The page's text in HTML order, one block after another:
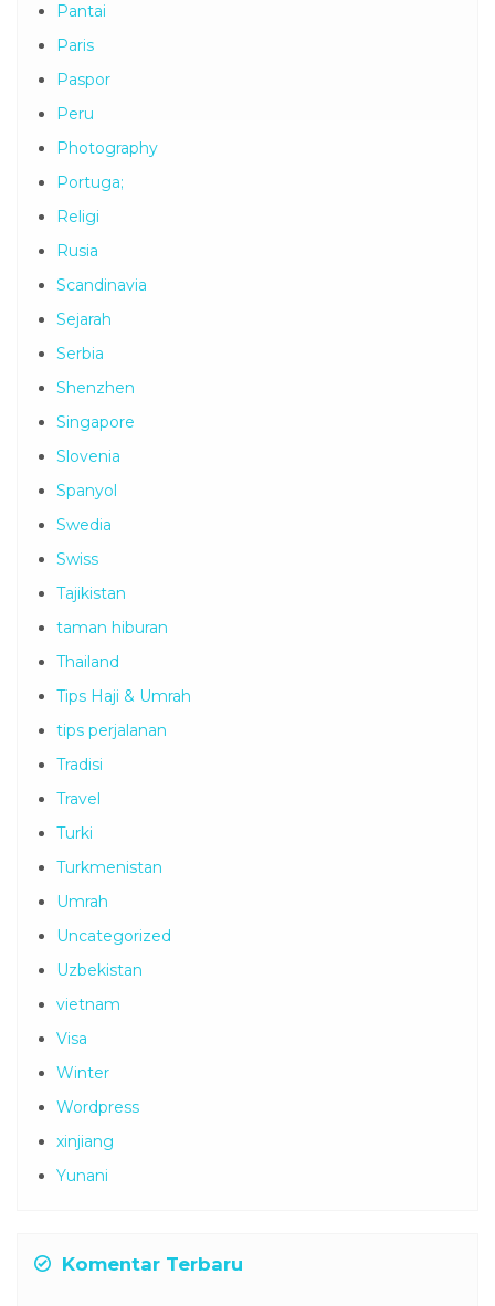
Pantai
Paris
Paspor
Peru
Photography
Portuga;
Religi
Rusia
Scandinavia
Sejarah
Serbia
Shenzhen
Singapore
Slovenia
Spanyol
Swedia
Swiss
Tajikistan
taman hiburan
Thailand
Tips Haji & Umrah
tips perjalanan
Tradisi
Travel
Turki
Turkmenistan
Umrah
Uncategorized
Uzbekistan
vietnam
Visa
Winter
Wordpress
xinjiang
Yunani
Komentar Terbaru